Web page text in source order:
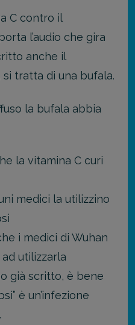
C contro il
l’audio che gira
anche il
si tratta di una bufala.
la bufala abbia
la vitamina C curi
medici la utilizzino
i medici di Wuhan
utilizzarla
già scritto, è bene
è un’infezione